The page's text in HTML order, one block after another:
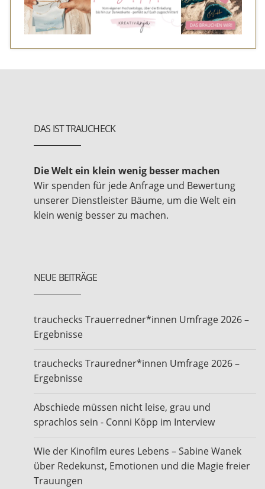
DAS IST TRAUCHECK
Die Welt ein klein wenig besser machen
Wir spenden für jede Anfrage und Bewertung
unserer Dienstleister Bäume, um die Welt ein
klein wenig besser zu machen.
NEUE BEITRÄGE
trauchecks Trauerredner*innen Umfrage 2026 –
Ergebnisse
trauchecks Trauredner*innen Umfrage 2026 –
Ergebnisse
Abschiede müssen nicht leise, grau und
sprachlos sein - Conni Köpp im Interview
Wie der Kinofilm eures Lebens – Sabine Wanek
über Redekunst, Emotionen und die Magie freier
Trauungen